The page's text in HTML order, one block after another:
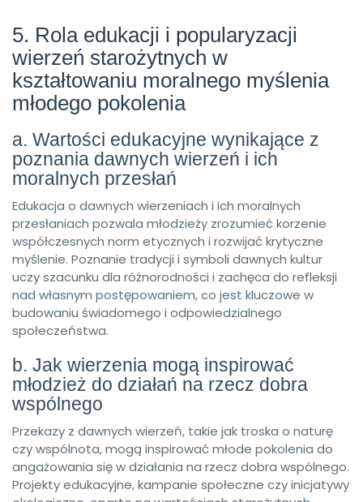
5. Rola edukacji i popularyzacji
wierzeń starożytnych w
kształtowaniu moralnego myślenia
młodego pokolenia
a. Wartości edukacyjne wynikające z
poznania dawnych wierzeń i ich
moralnych przesłań
Edukacja o dawnych wierzeniach i ich moralnych
przesłaniach pozwala młodzieży zrozumieć korzenie
współczesnych norm etycznych i rozwijać krytyczne
myślenie. Poznanie tradycji i symboli dawnych kultur
uczy szacunku dla różnorodności i zachęca do refleksji
nad własnym postępowaniem, co jest kluczowe w
budowaniu świadomego i odpowiedzialnego
społeczeństwa.
b. Jak wierzenia mogą inspirować
młodzież do działań na rzecz dobra
wspólnego
Przekazy z dawnych wierzeń, takie jak troska o naturę
czy wspólnota, mogą inspirować młode pokolenia do
angażowania się w działania na rzecz dobra wspólnego.
Projekty edukacyjne, kampanie społeczne czy inicjatywy